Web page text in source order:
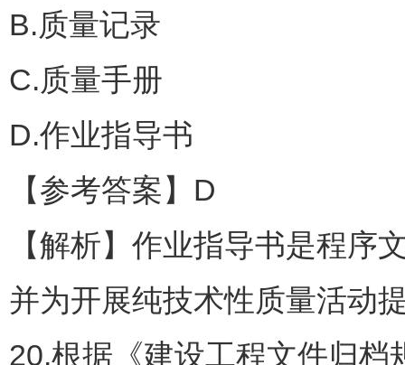
B.质量记录
C.质量手册
D.作业指导书
【参考答案】D
【解析】作业指导书是程序
并为开展纯技术性质量活动
20.根据《建设工程文件归档